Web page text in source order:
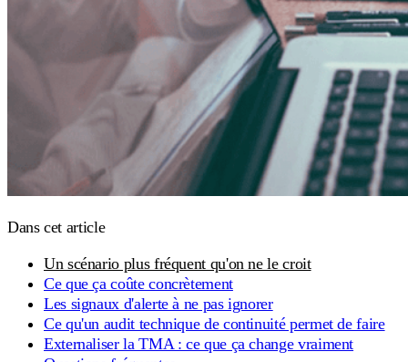
Dans cet article
Un scénario plus fréquent qu'on ne le croit
Ce que ça coûte concrètement
Les signaux d'alerte à ne pas ignorer
Ce qu'un audit technique de continuité permet de faire
Externaliser la TMA : ce que ça change vraiment